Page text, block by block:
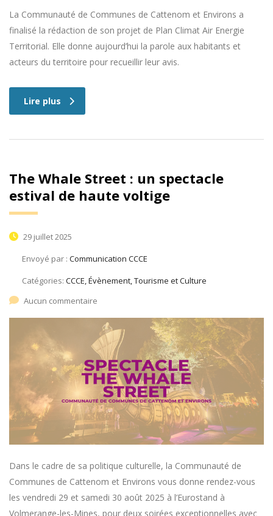
La Communauté de Communes de Cattenom et Environs a
finalisé la rédaction de son projet de Plan Climat Air Energie
Territorial. Elle donne aujourd’hui la parole aux habitants et
acteurs du territoire pour recueillir leur avis.
Lire plus
The Whale Street : un spectacle
estival de haute voltige
29 juillet 2025
Envoyé par : Communication CCCE
Catégories: CCCE, Évènement, Tourisme et Culture
Aucun commentaire
Dans le cadre de sa politique culturelle, la Communauté de
Communes de Cattenom et Environs vous donne rendez-vous
les vendredi 29 et samedi 30 août 2025 à l’Eurostand à
Volmerange-les-Mines, pour deux soirées exceptionnelles avec